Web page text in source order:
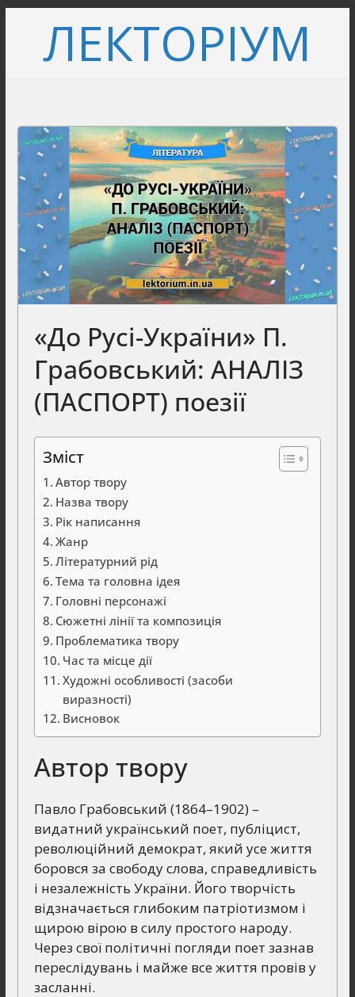
вмістуЛЕКТОРІУМ
«До Русі-України» П.
Грабовський: АНАЛІЗ
(ПАСПОРТ) поезії
Зміст
Автор твору
Назва твору
Рік написання
Жанр
Літературний рід
Тема та головна ідея
Головні персонажі
Сюжетні лінії та композиція
Проблематика твору
Час та місце дії
Художні особливості (засоби
виразності)
Висновок
Автор твору
Павло Грабовський (1864–1902) –
видатний український поет, публіцист,
революційний демократ, який усе життя
боровся за свободу слова, справедливість
і незалежність України. Його творчість
відзначається глибоким патріотизмом і
щирою вірою в силу простого народу.
Через свої політичні погляди поет зазнав
переслідувань і майже все життя провів у
засланні.